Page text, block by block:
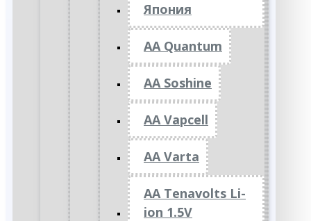
Япония
AA Quantum
AA Soshine
AA Vapcell
AA Varta
AA Tenavolts Li-
ion 1.5V